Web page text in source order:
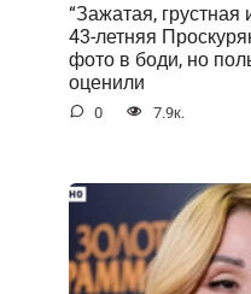
“Зажатая, грустная
43-летняя
фото в боди, но
оценили
0 7.9к.